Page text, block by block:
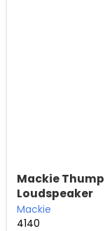
Mackie Thump
Loudspeaker
Mackie
4140